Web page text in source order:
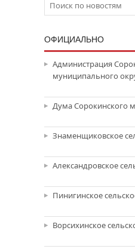
ОФИЦИАЛЬНО
Администрация
муниципального
Дума Сорокинского
Знаменщиковское
Александровское
Пинигинское
Ворсихинское